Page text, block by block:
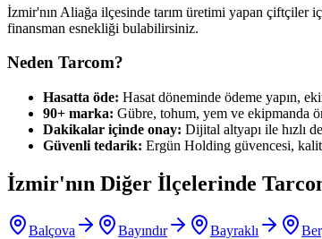
İzmir'nın Aliağa ilçesinde tarım üretimi yapan çiftçiler
finansman esnekliği bulabilirsiniz.
Neden Tarcom?
Hasatta öde: Hasat döneminde ödeme yapın,
90+ marka: Gübre, tohum, yem ve ekipmanda
Dakikalar içinde onay: Dijital altyapı ile hızlı
Güvenli tedarik: Ergün Holding güvencesi,
İzmir'nın Diğer İlçelerinde
Balçova Bayındır Bayraklı